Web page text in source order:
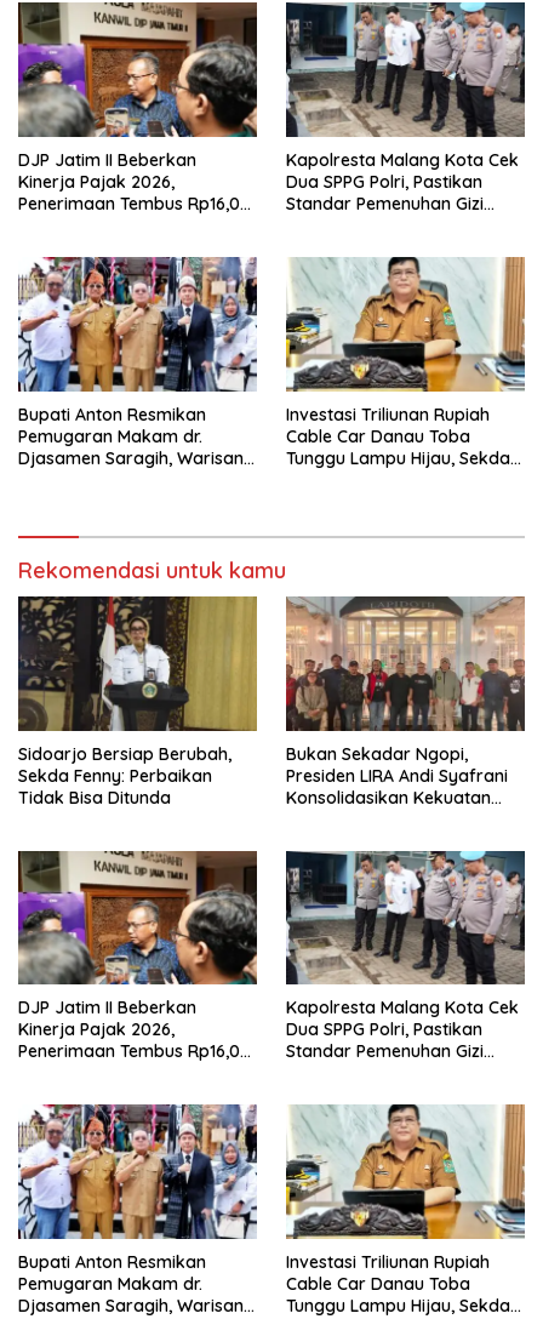
DJP Jatim II Beberkan
Kinerja Pajak 2026,
Penerimaan Tembus Rp16,08
Kapolresta Malang Kota Cek
Dua SPPG Polri, Pastikan
Standar Pemenuhan Gizi
Bupati Anton Resmikan
Pemugaran Makam dr.
Djasamen Saragih, Warisan
Investasi Triliunan Rupiah
Cable Car Danau Toba
Tunggu Lampu Hijau, Sekda
Rekomendasi untuk kamu
Sidoarjo Bersiap Berubah,
Sekda Fenny: Perbaikan
Tidak Bisa Ditunda
Bukan Sekadar Ngopi,
Presiden LIRA Andi Syafrani
Konsolidasikan Kekuatan
DJP Jatim II Beberkan
Kinerja Pajak 2026,
Penerimaan Tembus Rp16,08
Kapolresta Malang Kota Cek
Dua SPPG Polri, Pastikan
Standar Pemenuhan Gizi
Bupati Anton Resmikan
Pemugaran Makam dr.
Djasamen Saragih, Warisan
Investasi Triliunan Rupiah
Cable Car Danau Toba
Tunggu Lampu Hijau, Sekda